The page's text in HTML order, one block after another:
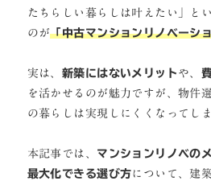
たちらしい暮らしは叶えたい」と
のが「中古マンションリノベーシ
実は、 新築にはないメリット や、
を活かせるのが魅力ですが、物件
の暮らしは実現しにくくなってし
本記事では、 マンションリノベの
最大化できる選び方について、建